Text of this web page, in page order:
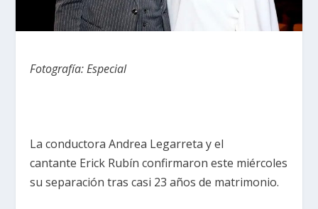
Fotografía: Especial
La conductora Andrea Legarreta y el
cantante Erick Rubín confirmaron este miércoles
su separación tras casi 23 años de matrimonio.